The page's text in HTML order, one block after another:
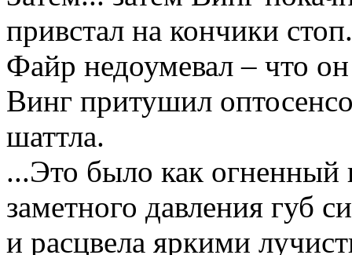
привстал на кончики
Файр недоумевал – что он
Винг притушил
шаттла.
...Это было как
заметного давления губ
и расцвела яркими